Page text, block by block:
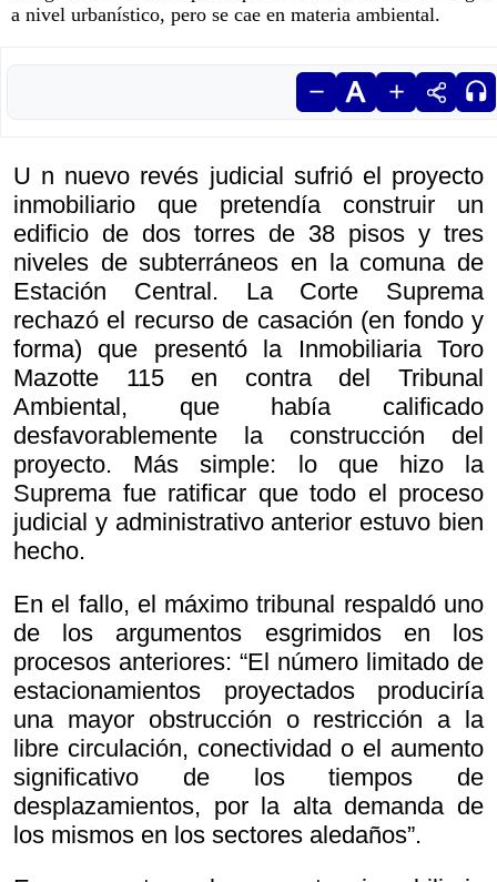
a nivel urbanístico, pero se cae en materia ambiental.
U n nuevo revés judicial sufrió el proyecto
inmobiliario que pretendía construir un
edificio de dos torres de 38 pisos y tres
niveles de subterráneos en la comuna de
Estación Central. La Corte Suprema
rechazó el recurso de casación (en fondo y
forma) que presentó la Inmobiliaria Toro
Mazotte 115 en contra del Tribunal
Ambiental, que había calificado
desfavorablemente la construcción del
proyecto. Más simple: lo que hizo la
Suprema fue ratificar que todo el proceso
judicial y administrativo anterior estuvo bien
hecho.
En el fallo, el máximo tribunal respaldó uno
de los argumentos esgrimidos en los
procesos anteriores: “El número limitado de
estacionamientos proyectados produciría
una mayor obstrucción o restricción a la
libre circulación, conectividad o el aumento
significativo de los tiempos de
desplazamientos, por la alta demanda de
los mismos en los sectores aledaños”.